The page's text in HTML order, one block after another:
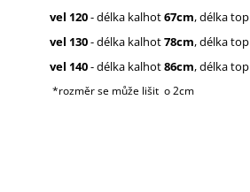
vel 120- délka kalhot67cm, délka top
vel 130- délka kalhot78cm, délka top
vel 140- délka kalhot86cm, délka top
*rozměr se může lišit o 2cm